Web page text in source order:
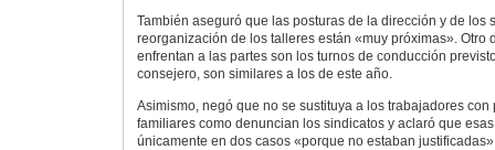
También aseguró que las posturas de la dirección y de los
reorganización de los talleres están «muy próximas». Otro
enfrentan a las partes son los turnos de conducción
consejero, son similares a los de este año.
Asimismo, negó que no se sustituya a los trabajadores
familiares como denuncian los sindicatos y aclaró que
únicamente en dos casos «porque no estaban